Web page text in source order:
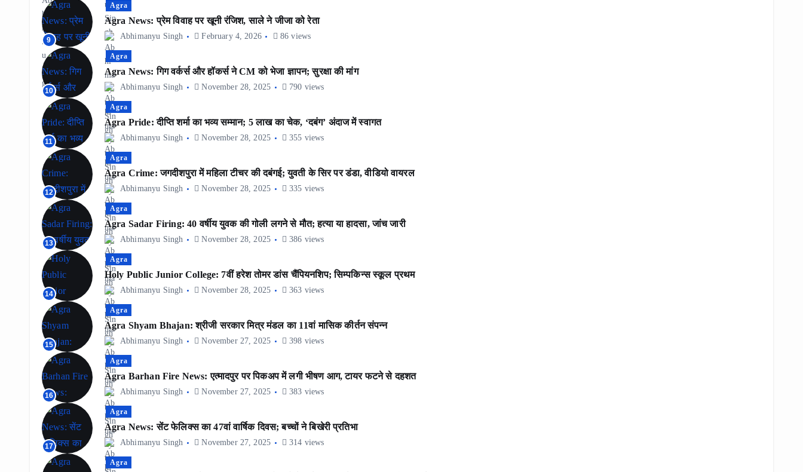
9
Agra
Agra News: प्रेम विवाह पर खूनी रंजिश, साले ने जीजा को रेता
Abhimanyu Singh February 4, 2026 86 views
10
Agra
Agra News: गिग वर्कर्स और हॉकर्स ने CM को भेजा ज्ञापन; सुरक्षा की मांग
Abhimanyu Singh November 28, 2025 790 views
11
Agra
Agra Pride: दीप्ति शर्मा का भव्य सम्मान; 5 लाख का चेक, ‘दबंग’ अंदाज में स्वागत
Abhimanyu Singh November 28, 2025 355 views
12
Agra
Agra Crime: जगदीशपुरा में महिला टीचर की दबंगई; युवती के सिर पर डंडा, वीडियो वायरल
Abhimanyu Singh November 28, 2025 335 views
13
Agra
Agra Sadar Firing: 40 वर्षीय युवक की गोली लगने से मौत; हत्या या हादसा, जांच जारी
Abhimanyu Singh November 28, 2025 386 views
14
Agra
Holy Public Junior College: 7वीं हरेश तोमर डांस चैंपियनशिप; सिम्पकिन्स स्कूल प्रथम
Abhimanyu Singh November 28, 2025 363 views
15
Agra
Agra Shyam Bhajan: श्रीजी सरकार मित्र मंडल का 11वां मासिक कीर्तन संपन्न
Abhimanyu Singh November 27, 2025 398 views
16
Agra
Agra Barhan Fire News: एत्मादपुर पर पिकअप में लगी भीषण आग, टायर फटने से दहशत
Abhimanyu Singh November 27, 2025 383 views
17
Agra
Agra News: सेंट फेलिक्स का 47वां वार्षिक दिवस; बच्चों ने बिखेरी प्रतिभा
Abhimanyu Singh November 27, 2025 314 views
Agra